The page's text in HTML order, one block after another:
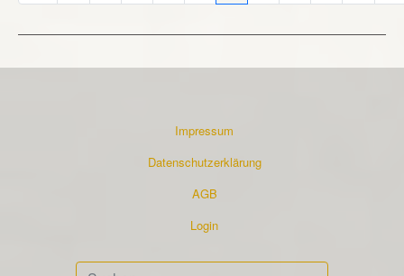
Impressum
Datenschutzerklärung
AGB
Login